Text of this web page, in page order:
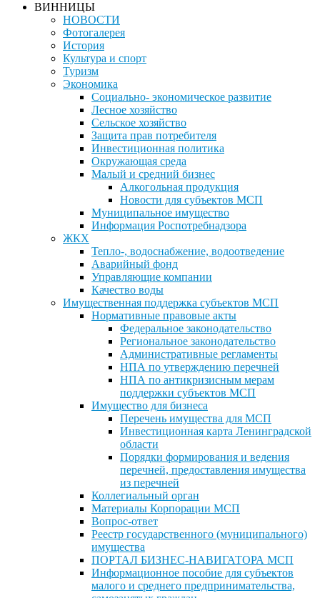
ВИННИЦЫ
НОВОСТИ
Фотогалерея
История
Культура и спорт
Туризм
Экономика
Социально- экономическое развитие
Лесное хозяйство
Сельское хозяйство
Защита прав потребителя
Инвестиционная политика
Окружающая среда
Малый и средний бизнес
Алкогольная продукция
Новости для субъектов МСП
Муниципальное имущество
Информация Роспотребнадзора
ЖКХ
Тепло-, водоснабжение, водоотведение
Аварийный фонд
Управляющие компании
Качество воды
Имущественная поддержка субъектов МСП
Нормативные правовые акты
Федеральное законодательство
Региональное законодательство
Административные регламенты
НПА по утверждению перечней
НПА по антикризисным мерам
поддержки субъектов МСП
Имущество для бизнеса
Перечень имущества для МСП
Инвестиционная карта Ленинградской
области
Порядки формирования и ведения
перечней, предоставления имущества
из перечней
Коллегиальный орган
Материалы Корпорации МСП
Вопрос-ответ
Реестр государственного (муниципального)
имущества
ПОРТАЛ БИЗНЕС-НАВИГАТОРА МСП
Информационное пособие для субъектов
малого и среднего предпринимательства,